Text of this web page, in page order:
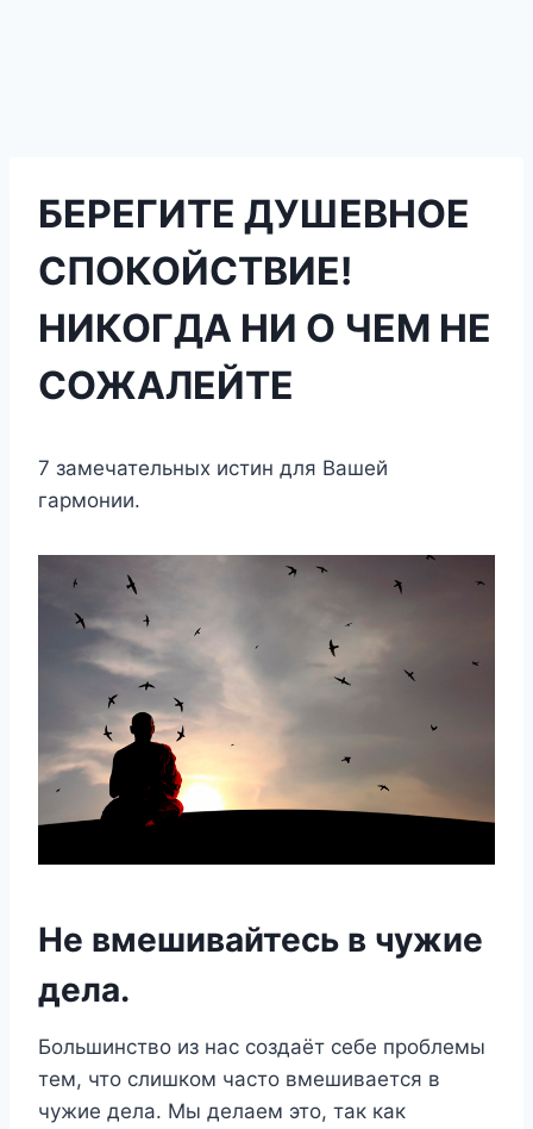
БЕРЕГИТЕ ДУШЕВНОЕ
СПОКОЙСТВИЕ!
НИКОГДА НИ О ЧЕМ НЕ
СОЖАЛЕЙТЕ
7 замечательных истин для Вашей
гармонии.
Не вмешивайтесь в чужие
дела.
Большинство из нас создаёт себе проблемы
тем, что слишком часто вмешивается в
чужие дела. Мы делаем это, так как